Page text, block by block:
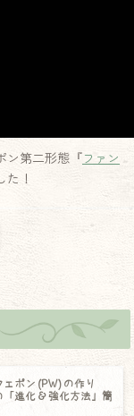
ン第二形態『ファン
た！
ポン (PW) の作り
「進化 & 強化方法」簡